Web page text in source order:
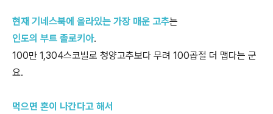
현재 기네스북에 올라있는 가장 매운 고추는
인도의 부트 졸로키아.
100만 1,304스코빌로 청양고추보다 무려 100곱절 더 맵다는 군
요.
먹으면 혼이 나간다고 해서